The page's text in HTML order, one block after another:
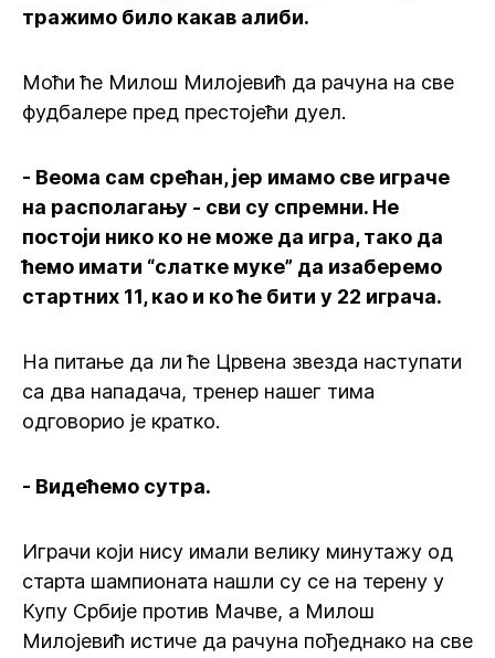
тражимо било какав алиби.
Моћи ће Милош Милојевић да рачуна на све
фудбалере пред престојећи дуел.
- Веома сам срећан, јер имамо све играче
на располагању - сви су спремни. Не
постоји нико ко не може да игра, тако да
ћемо имати “слатке муке” да изаберемо
стартних 11, као и ко ће бити у 22 играча.
На питање да ли ће Црвена звезда наступати
са два нападача, тренер нашег тима
одговорио је кратко.
- Видећемо сутра.
Играчи који нису имали велику минутажу од
старта шампионата нашли су се на терену у
Купу Србије против Мачве, а Милош
Милојевић истиче да рачуна пођеднако на све